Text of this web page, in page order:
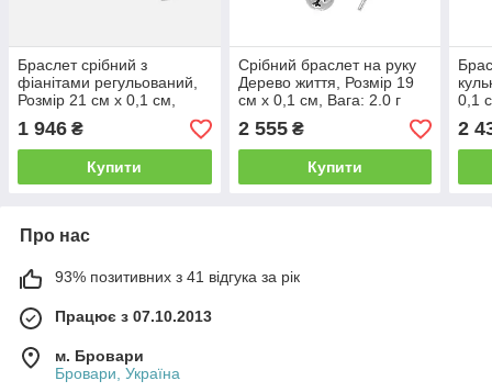
Браслет срібний з
фіанітами регульований,
Розмір 21 см x 0,1 см,
Вага: 1.6 г
1 946 ₴
Купити
Срібний браслет на руку
Дерево життя, Розмір 19
см x 0,1 см, Вага: 2.0 г
2 555₴
Купити
0,1
2
Про нас
93% позитивних з 41 відгука за рік
Працює з 07.10.2013
м. Бровари
Бровари, Україна